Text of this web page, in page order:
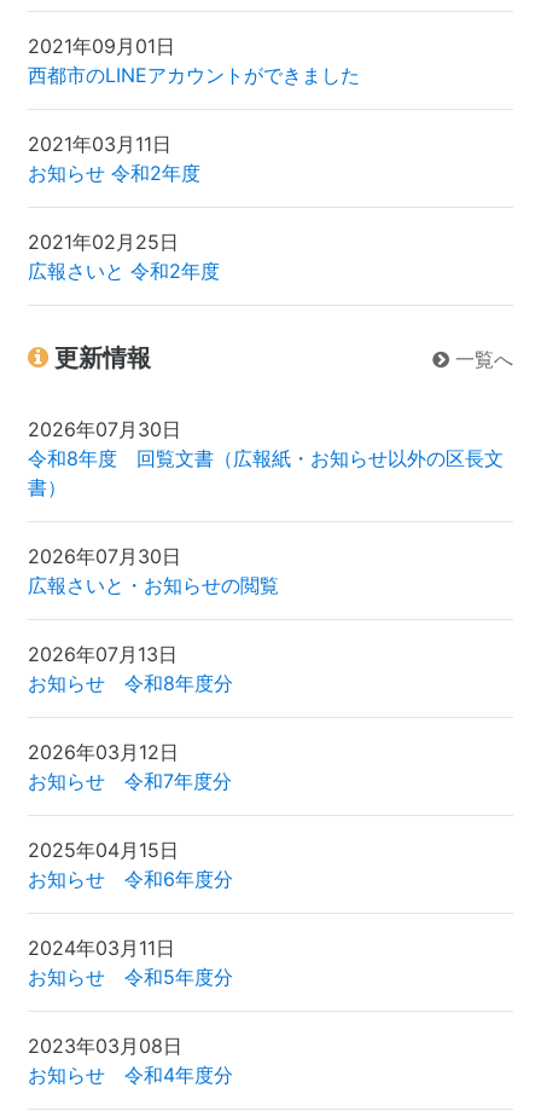
2021年09月01日
西都市のLINEアカウントができました
2021年03月11日
お知らせ 令和2年度
2021年02月25日
広報さいと 令和2年度
更新情報 一覧へ
2026年07月30日
令和8年度 回覧文書（広報紙・お知らせ以外の区長文
書）
2026年07月30日
広報さいと・お知らせの閲覧
2026年07月13日
お知らせ 令和8年度分
2026年03月12日
お知らせ 令和7年度分
2025年04月15日
お知らせ 令和6年度分
2024年03月11日
お知らせ 令和5年度分
2023年03月08日
お知らせ 令和4年度分